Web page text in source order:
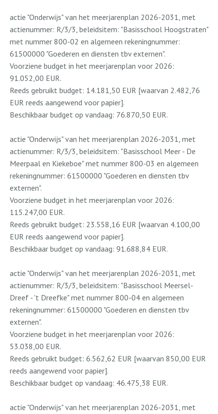
actie "Onderwijs" van het meerjarenplan 2026-2031, met
actienummer: R/3/3, beleidsitem: "Basisschool Hoogstraten"
met nummer 800-02 en algemeen rekeningnummer:
61500000 "Goederen en diensten tbv externen".
Voorziene budget in het meerjarenplan voor 2026:
91.052,00 EUR.
Reeds gebruikt budget: 14.181,50 EUR [waarvan 2.482,76
EUR reeds aangewend voor papier].
Beschikbaar budget op vandaag: 76.870,50 EUR.
actie "Onderwijs" van het meerjarenplan 2026-2031, met
actienummer: R/3/3, beleidsitem: "Basisschool Meer - De
Meerpaal en Kiekeboe" met nummer 800-03 en algemeen
rekeningnummer: 61500000 "Goederen en diensten tbv
externen".
Voorziene budget in het meerjarenplan voor 2026:
115.247,00 EUR.
Reeds gebruikt budget: 23.558,16 EUR [waarvan 4.100,00
EUR reeds aangewend voor papier].
Beschikbaar budget op vandaag: 91.688,84 EUR.
actie "Onderwijs" van het meerjarenplan 2026-2031, met
actienummer: R/3/3, beleidsitem: "Basisschool Meersel-
Dreef - 't Dreefke" met nummer 800-04 en algemeen
rekeningnummer: 61500000 "Goederen en diensten tbv
externen".
Voorziene budget in het meerjarenplan voor 2026:
53.038,00 EUR.
Reeds gebruikt budget: 6.562,62 EUR [waarvan 850,00 EUR
reeds aangewend voor papier].
Beschikbaar budget op vandaag: 46.475,38 EUR.
actie "Onderwijs" van het meerjarenplan 2026-2031, met